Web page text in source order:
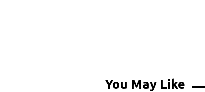
You May Like